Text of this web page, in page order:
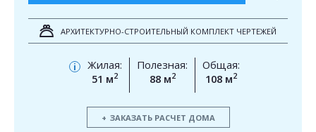
АРХИТЕКТУРНО-СТРОИТЕЛЬНЫЙ КОМПЛЕКТ ЧЕРТЕЖЕЙ
i
Жилая:
51 м2
Полезная:
88 м2
Общая:
108 м2
ЗАКАЗАТЬ РАСЧЕТ ДОМА